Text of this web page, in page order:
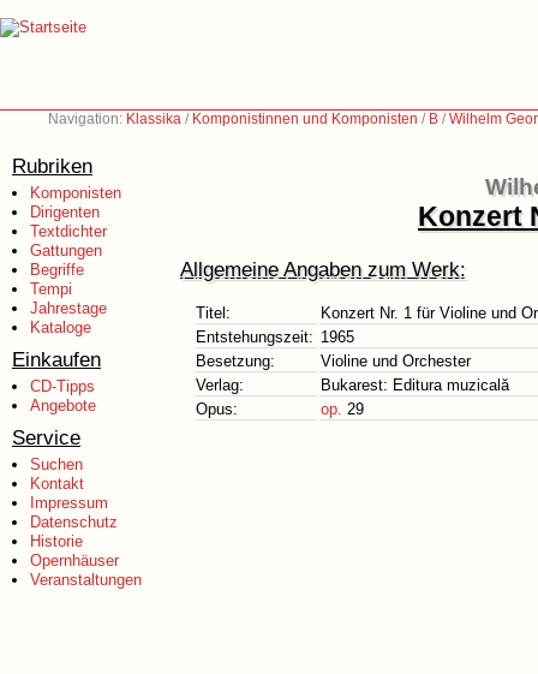
Navigation: Klassika / Komponistinnen und Komponisten / B /Wilhelm
Rubriken
Komponisten
Dirigenten
Textdichter
Gattungen
Begriffe
Tempi
Jahrestage
Kataloge
Einkaufen
CD-Tipps
Angebote
Service
Suchen
Kontakt
Impressum
Datenschutz
Historie
Opernhäuser
Veranstaltungen
Konzert
Allgemeine Angaben zum Werk:
Titel:
Konzert Nr. 1 für Violine und
Entstehungszeit: 1965
Besetzung:
Violine und Orchester
Verlag:
Bukarest: Editura muzicală
Opus:
op. 29